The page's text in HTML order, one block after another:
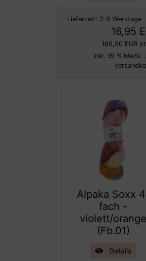
Lieferzeit: 3-5 Werktage
16,95
169,50 EUR
inkl. 19 % MwSt.
Alpaka Soxx
fach -
violett/orange
(Fb.01)
Details